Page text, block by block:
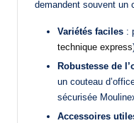
demandent souvent un
Variétés faciles :
technique express
Robustesse de
un couteau
sécurisée
Accessoires